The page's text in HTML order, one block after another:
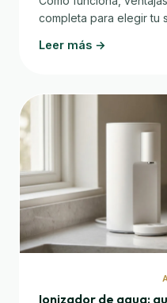
completa para elegir tu
Leer más →
Ionizador de agua: